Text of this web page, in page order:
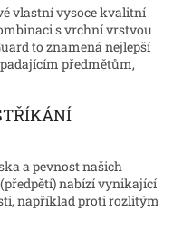
vlastní vysoce kvalitní
s vrchní vrstvou
to znamená nejlepší
předmětům,
a pevnost našich
nabízí vynikající
například proti rozlitým